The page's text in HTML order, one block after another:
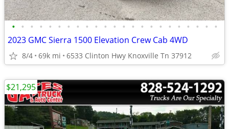
• • • • • • • • • • • • • • • • • • • • • • •
2023 GMC Sierra 1500 Elevation Crew Cab 4WD
8/4 69k mi 6533 Clinton Hwy Knoxville Tn 37912
$21,295